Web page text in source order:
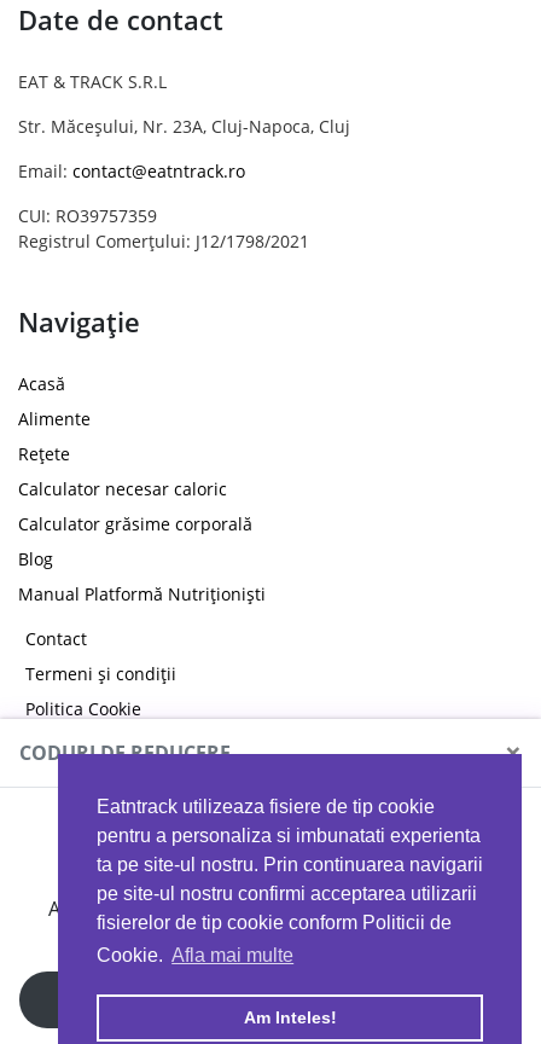
Eatntrack utilizeaza fisiere de tip cookie
pentru a personaliza si imbunatati experienta
ta pe site-ul nostru. Prin continuarea navigarii
pe site-ul nostru confirmi acceptarea utilizarii
fisierelor de tip cookie conform Politicii de
Cookie. Afla mai multe
Am Inteles!
Date de contact
EAT & TRACK S.R.L
Str. Măceșului, Nr. 23A, Cluj-Napoca, Cluj
Email: contact@eatntrack.ro
CUI: RO39757359
Registrul Comerțului: J12/1798/2021
Navigație
Acasă
Alimente
Rețete
Calculator necesar caloric
Calculator grăsime corporală
Blog
Manual Platformă Nutriționiști
Contact
Termeni și condiții
Politica Cookie
Politica de confidențialitate
Copyright © 2026 EAT & TRACK S.R.L
CODURI DE REDUCERE ×
MYPROTEIN
Ai 40%reducere la orice comandă folosind codul
EATTRACK
Profită acum